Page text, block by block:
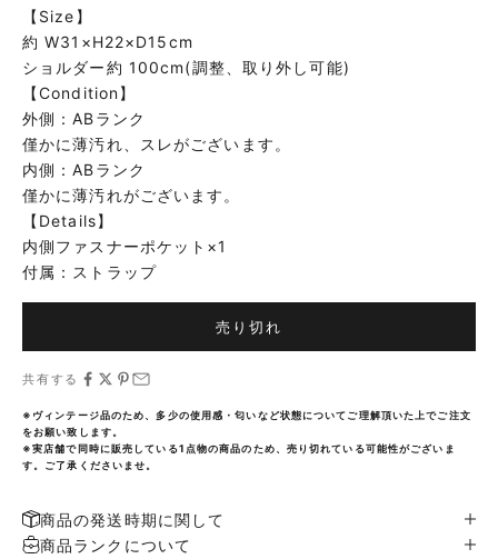
【Size】
約 W31×H22×D15cm
ショルダー約 100cm(調整、取り外し可能)
【Condition】
外側：ABランク
僅かに薄汚れ、スレがございます。
内側：ABランク
僅かに薄汚れがございます。
【Details】
内側ファスナーポケット×1
付属：ストラップ
売り切れ
共有する
※ヴィンテージ品のため、多少の使用感・匂いなど状態についてご理解頂いた上でご注文
をお願い致します。
※実店舗で同時に販売している1点物の商品のため、売り切れている可能性がございま
す。ご了承くださいませ。
商品の発送時期に関して
商品ランクについて